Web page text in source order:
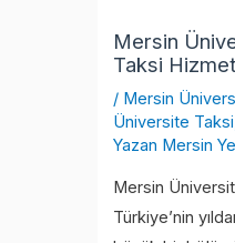
Mersin
Taksi
/ Mersin
Üniversite Taksi
Yazan Mersin
Mersin
Türkiye’nin